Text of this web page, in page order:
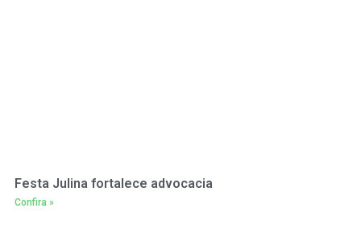
Festa Julina fortalece advocacia
Confira »